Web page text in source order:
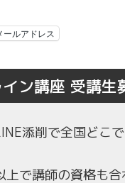
ールアドレス
ン講座 受講生
添削で全国どこ
上で講師の資格も